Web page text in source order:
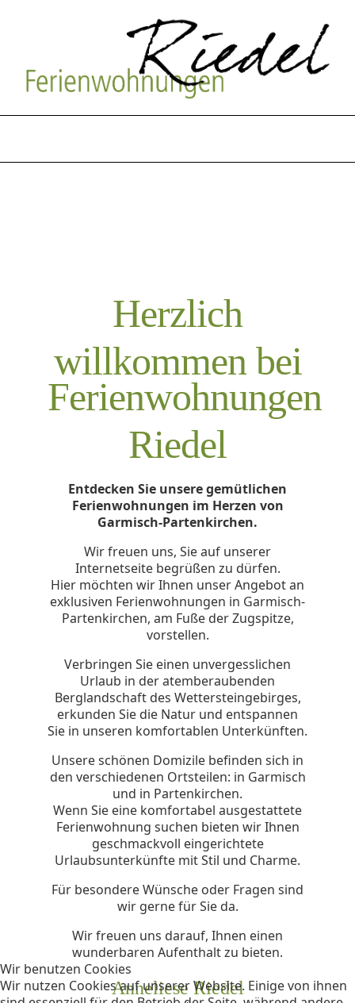
Herzlich
willkommen bei
Ferienwohnungen
Riedel
Entdecken Sie unsere gemütlichen
Ferienwohnungen im Herzen von
Garmisch-Partenkirchen.
Wir freuen uns, Sie auf unserer
Internetseite begrüßen zu dürfen.
Hier möchten wir Ihnen unser Angebot an
exklusiven Ferienwohnungen in Garmisch-
Partenkirchen, am Fuße der Zugspitze,
vorstellen.
Verbringen Sie einen unvergesslichen
Urlaub in der atemberaubenden
Berglandschaft des Wettersteingebirges,
erkunden Sie die Natur und entspannen
Sie in unseren komfortablen Unterkünften.
Unsere schönen Domizile befinden sich in
den verschiedenen Ortsteilen: in Garmisch
und in Partenkirchen.
Wenn Sie eine komfortabel ausgestattete
Ferienwohnung suchen bieten wir Ihnen
geschmackvoll eingerichtete
Urlaubsunterkünfte mit Stil und Charme.
Für besondere Wünsche oder Fragen sind
wir gerne für Sie da.
Wir freuen uns darauf, Ihnen einen
wunderbaren Aufenthalt zu bieten.
Anneliese Riedel
Wir benutzen Cookies
Wir nutzen Cookies auf unserer Website. Einige von ihnen